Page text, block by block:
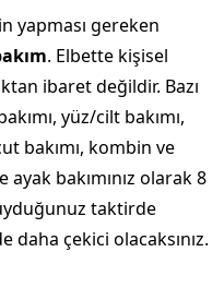
yapması gereken
. Elbette kişisel
ibaret değildir. Bazı
yüz/cilt bakımı,
bakımı, kombin ve
ayak bakımınız olarak 8
taktirde
daha çekici olacaksınız.